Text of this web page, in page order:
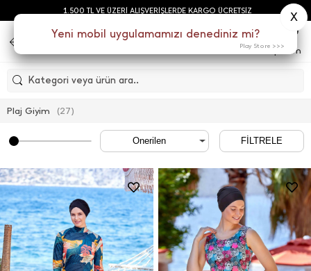
1.500 TL VE ÜZERİ ALIŞVERİŞLERDE KARGO ÜCRETSİZ
Sepetim
Kategori veya ürün ara..
Plaj Giyim (27)
FİLTRELE
Yeni mobil uygulamamızı denediniz mi?
X
Play Store >>>